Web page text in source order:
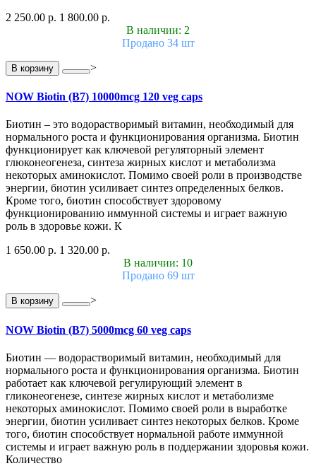
2 250.00 р. 1 800.00 р.
В наличии: 2
Продано 34 шт
В корзину >
NOW Biotin (B7) 10000mcg 120 veg caps
Биотин – это водорастворимый витамин, необходимый для
нормального роста и функционирования организма. Биотин
функционирует как ключевой регуляторный элемент
глюконеогенеза, синтеза жирных кислот и метаболизма
некоторых аминокислот. Помимо своей роли в производстве
энергии, биотин усиливает синтез определенных белков.
Кроме того, биотин способствует здоровому
функционированию иммунной системы и играет важную
роль в здоровье кожи. К
1 650.00 р. 1 320.00 р.
В наличии: 10
Продано 69 шт
В корзину >
NOW Biotin (B7) 5000mcg 60 veg caps
Биотин — водорастворимый витамин, необходимый для
нормального роста и функционирования организма. Биотин
работает как ключевой регулирующий элемент в
гликонеогенезе, синтезе жирных кислот и метаболизме
некоторых аминокислот. Помимо своей роли в выработке
энергии, биотин усиливает синтез некоторых белков. Кроме
того, биотин способствует нормальной работе иммунной
системы и играет важную роль в поддержании здоровья кожи.
Количество